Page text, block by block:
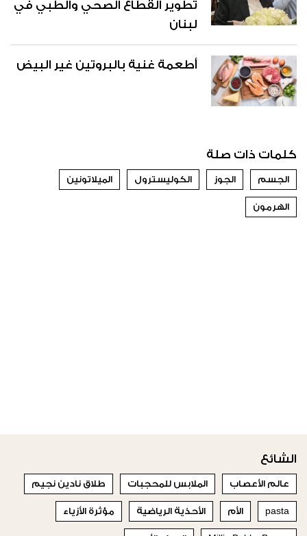
تطوير القطاع الصحي والطبي في
لبنان
أطعمة غنية بالبروتين غير البيض
كلمات ذات صلة
الجسم الجوز الكوليسترول الميلاتونين
الهرمون
الشائع
عالم الأعصاب الملابس للمحجبات طلاق نادين نجيم
pasta الأم الأحذية الرياضية مؤثرة الأزياء